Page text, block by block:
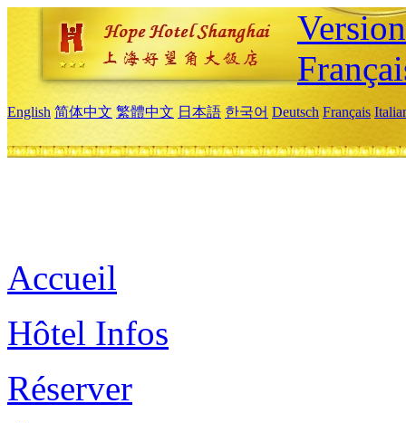
English 简体中文 繁體中文 日本語 한국어 Deutsch Français
Accueil
Hôtel Infos
Réserver